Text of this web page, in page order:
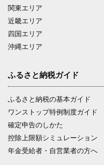
関東エリア
近畿エリア
四国エリア
沖縄エリア
ふるさと納税ガイド
ふるさと納税の基本ガイド
ワンストップ特例制度ガイド
確定申告のしかた
控除上限額シミュレーション
年金受給者・自営業者の方へ